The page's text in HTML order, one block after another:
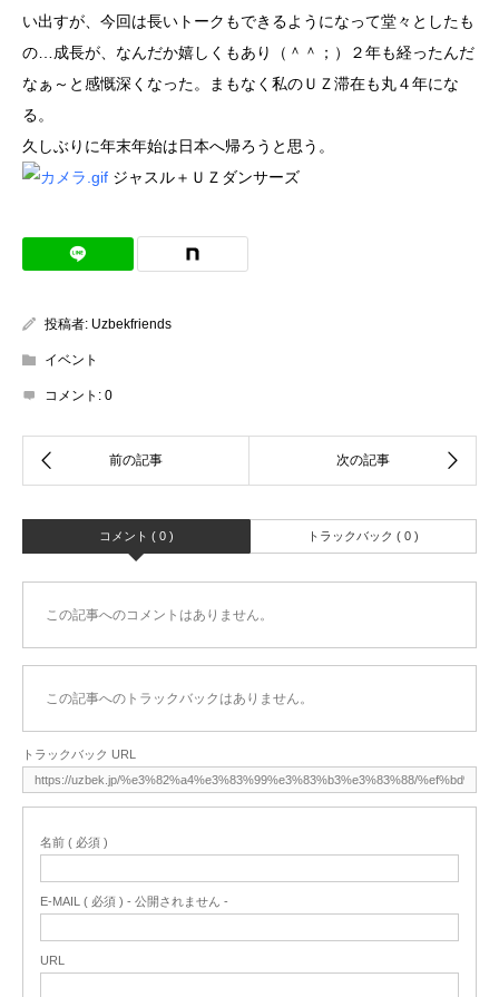
い出すが、今回は長いトークもできるようになって堂々としたも
の…成長が、なんだか嬉しくもあり（＾＾；）２年も経ったんだ
なぁ～と感慨深くなった。まもなく私のＵＺ滞在も丸４年にな
る。
久しぶりに年末年始は日本へ帰ろうと思う。
ジャスル＋ＵＺダンサーズ
投稿者: Uzbekfriends
イベント
コメント: 0
コメント ( 0 ) トラックバック ( 0 )
この記事へのコメントはありません。
この記事へのトラックバックはありません。
トラックバック URL
名前 ( 必須 )
E-MAIL ( 必須 ) - 公開されません -
URL